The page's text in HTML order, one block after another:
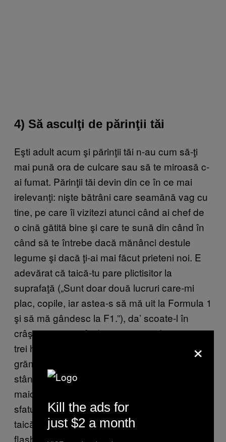
4) Să asculţi de părinţii tăi
Eşti adult acum şi părinţii tăi n-au cum să-ţi
mai pună ora de culcare sau să te miroasă c-
ai fumat. Părinţii tăi devin din ce în ce mai
irelevanţi: nişte bătrâni care seamănă vag cu
tine, pe care îi vizitezi atunci când ai chef de
o cină gătită bine şi care te sună din când în
când să te întrebe dacă mănânci destule
legume şi dacă ţi-ai mai făcut prieteni noi. E
adevărat că taică-tu pare plictisitor la
suprafaţă („Sunt doar două lucruri care-mi
plac, copile, iar astea-s să mă uit la Formula 1
şi să mă gândesc la F1.”), da’ scoate-l în
crâşmă şi vezi cât de amuzant e după vreo
trei halbe de bere. Nu numai că o să aibă o
grămadă de poveşti despre cum futea el în
stânga şi-n dreapta înainte să o cunoască pe
maică-ta, dar o să aibă şi o grămadă de
sfaturi înţelepte şi întortocheate. În plus,
taică-tu habar n-are de lumea ta cu Netflix,
flash mob-uri şi stick-uri, aşa că o să te simţi
×
Kill the ads for
just $2 a month